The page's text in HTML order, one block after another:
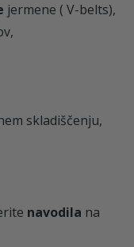
jermene ( V-belts),
skladiščenju,
navodila na